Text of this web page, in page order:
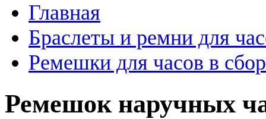
Главная
Браслеты и ремни для
Ремешки для часов в
Ремешок наручных